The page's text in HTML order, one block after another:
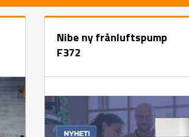
Nibe ny frånluftspump
F372